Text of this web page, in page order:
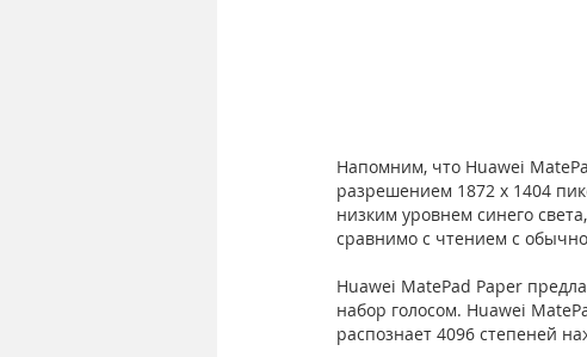
Напомним, что Huawei
разрешением 1872 x 1404
низким уровнем синего
сравнимо с чтением с
Huawei MatePad Paper
набор голосом. Huawei
распознает 4096 степеней